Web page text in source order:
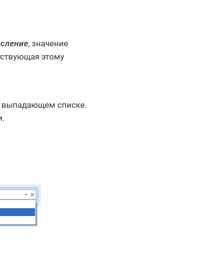
, значение
этому
выпадающем списке.